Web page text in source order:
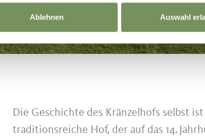
Ablehnen Auswahl
Die Geschichte des Kränzelhofs selbst
traditionsreiche Hof, der auf das 14.